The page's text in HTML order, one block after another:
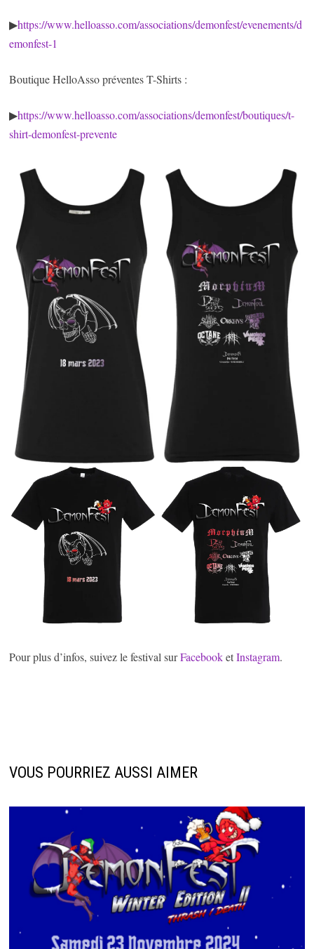
▶https://www.helloasso.com/associations/demonfest/evenements/d
emonfest-1
Boutique HelloAsso préventes T-Shirts :
▶https://www.helloasso.com/associations/demonfest/boutiques/t-
shirt-demonfest-prevente
Pour plus d’infos, suivez le festival surFacebooketInstagram.
VOUS POURRIEZ AUSSI AIMER